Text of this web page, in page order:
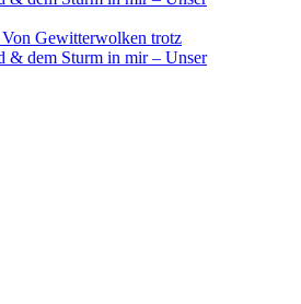
Gewitterwolken trotz
& dem Sturm in mir – Unser